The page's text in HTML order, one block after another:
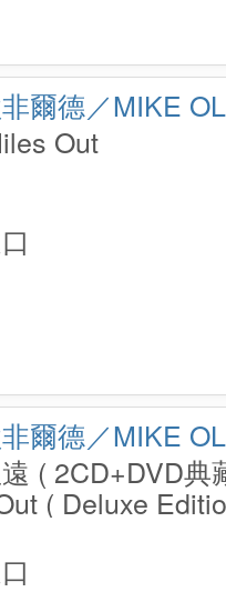
爾德／MIKE
Out
爾德／MIKE
( 2CD+DVD典
( Deluxe